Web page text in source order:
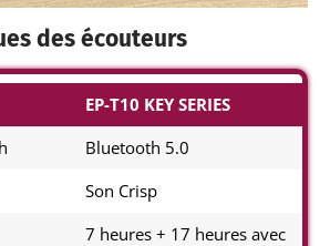
des écouteurs
EP-T10 KEY SERIES
Bluetooth 5.0
Son Crisp
7 heures + 17 heures avec